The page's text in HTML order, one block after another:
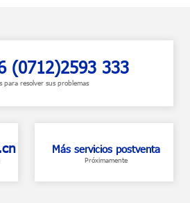
(0712)2593 333
para resolver sus problemas
Más servicios postventa
Próximamente